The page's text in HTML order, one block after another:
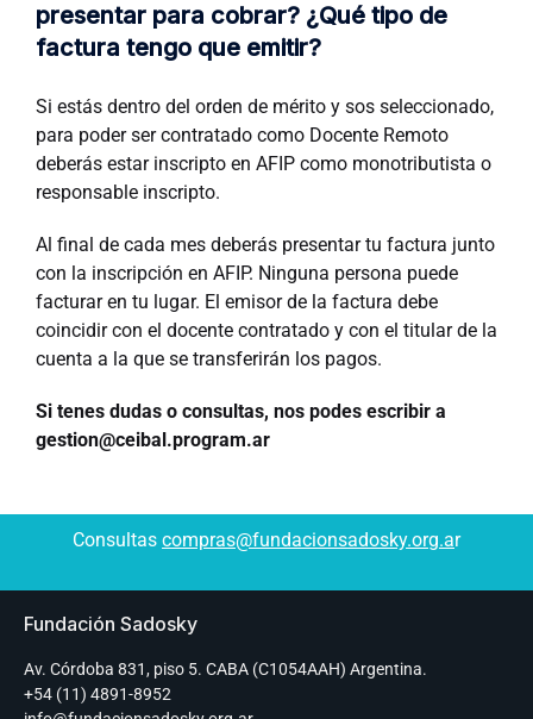
presentar para cobrar? ¿Qué tipo de
factura tengo que emitir?
Si estás dentro del orden de mérito y sos seleccionado,
para poder ser contratado como Docente Remoto
deberás estar inscripto en AFIP como monotributista o
responsable inscripto.
Al final de cada mes deberás presentar tu factura junto
con la inscripción en AFIP. Ninguna persona puede
facturar en tu lugar. El emisor de la factura debe
coincidir con el docente contratado y con el titular de la
cuenta a la que se transferirán los pagos.
Si tenes dudas o consultas, nos podes escribir a
gestion@ceibal.program.ar
Consultas compras@fundacionsadosky.org.ar
Fundación Sadosky
Av. Córdoba 831, piso 5. CABA (C1054AAH) Argentina.
+54 (11) 4891-8952